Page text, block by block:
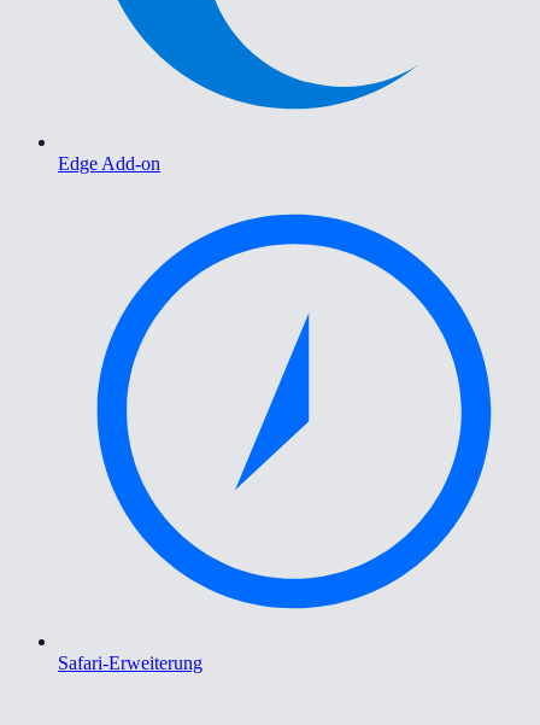
Edge Add-on
Safari-Erweiterung